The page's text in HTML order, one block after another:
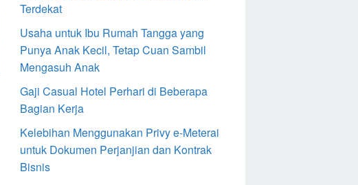
Terdekat
Usaha untuk Ibu Rumah Tangga yang
Punya Anak Kecil, Tetap Cuan Sambil
Mengasuh Anak
Gaji Casual Hotel Perhari di Beberapa
Bagian Kerja
Kelebihan Menggunakan Privy e-Meterai
untuk Dokumen Perjanjian dan Kontrak
Bisnis